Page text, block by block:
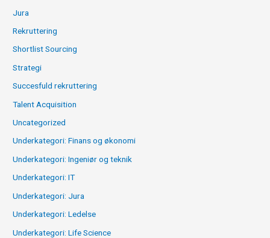
Jura
Rekruttering
Shortlist Sourcing
Strategi
Succesfuld rekruttering
Talent Acquisition
Uncategorized
Underkategori: Finans og økonomi
Underkategori: Ingeniør og teknik
Underkategori: IT
Underkategori: Jura
Underkategori: Ledelse
Underkategori: Life Science